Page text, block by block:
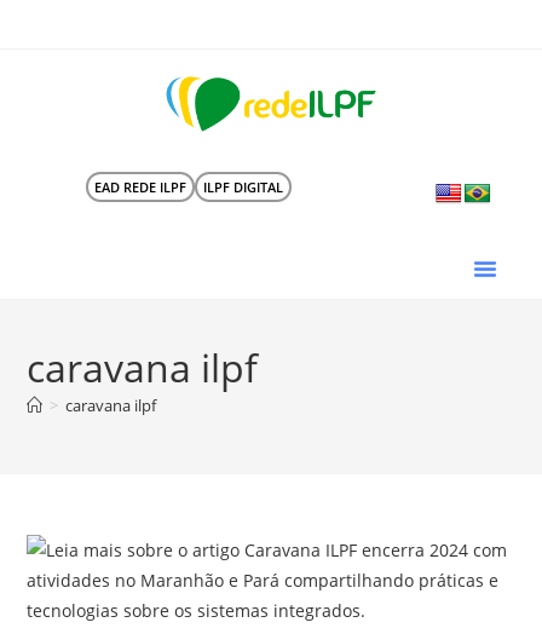
EAD REDE ILPF ILPF DIGITAL
caravana ilpf
> caravana ilpf